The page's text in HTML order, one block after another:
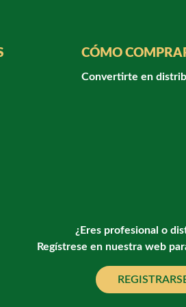
CÓMO
Convertirte en
¿Eres profesional o
Regístrese en nuestra web